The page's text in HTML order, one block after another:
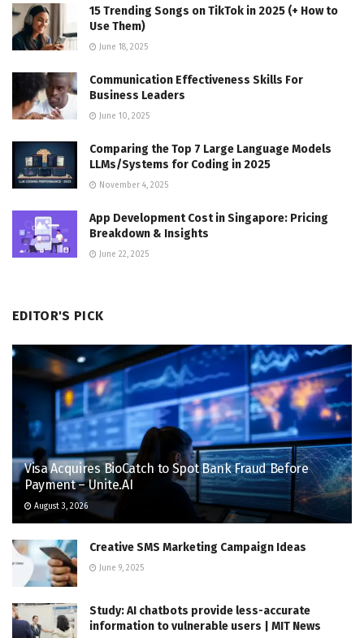
15 Trending Songs on TikTok in 2025 (+ How to
Use Them)
June 18, 2025
Communication Effectiveness Skills For
Business Leaders
June 10, 2025
Comparing the Top 7 Large Language Models
LLMs/Systems for Coding in 2025
November 4, 2025
App Development Cost in Singapore: Pricing
Breakdown & Insights
June 22, 2025
EDITOR'S PICK
Visa Acquires BioCatch to Spot Bank Fraud Before
Payment – Unite.AI
August 3, 2026
Creative SMS Marketing Campaign Ideas
June 9, 2025
Study: AI chatbots provide less-accurate
information to vulnerable users | MIT News